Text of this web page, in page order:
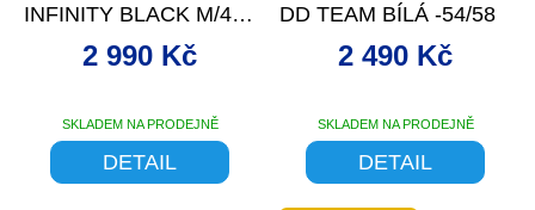
INFINITY BLACK M/48-
SKLADEM NA PRODEJNĚ
2 990 Kč
DETAIL
DD TEAM BÍLÁ -54/58
SKLADEM NA PRODEJNĚ
2 490 Kč
DETAIL